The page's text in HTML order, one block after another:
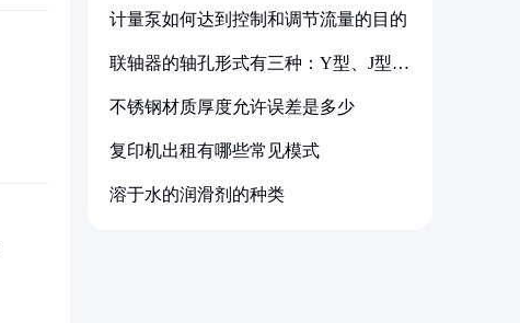
计量泵如何达到控制和调节流量的目的
联轴器的轴孔形式有三种：Y型、J型、
不锈钢材质厚度允许误差是多少
复印机出租有哪些常见模式
溶于水的润滑剂的种类